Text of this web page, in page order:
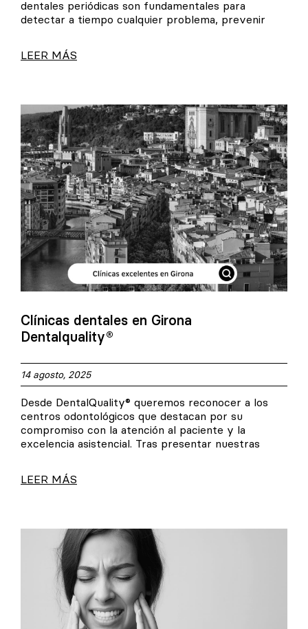
dentales periódicas son fundamentales para
detectar a tiempo cualquier problema, prevenir
LEER MÁS
Clínicas dentales en Girona
Dentalquality®
14 agosto, 2025
Desde DentalQuality® queremos reconocer a los
centros odontológicos que destacan por su
compromiso con la atención al paciente y la
excelencia asistencial. Tras presentar nuestras
LEER MÁS